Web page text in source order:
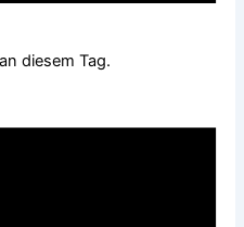
diesem Tag.